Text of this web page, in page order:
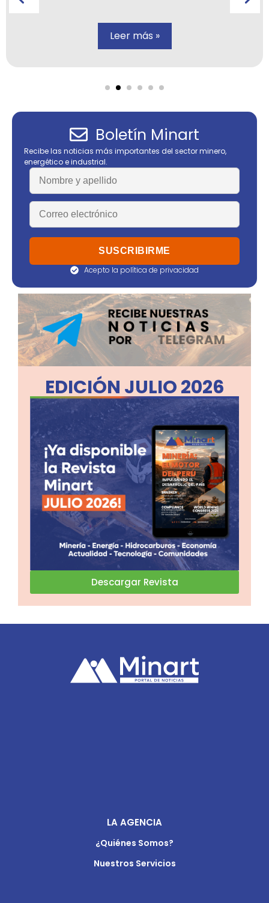
Leer más »
Boletín Minart
Recibe las noticias más importantes del sector minero,
energético e industrial.
Acepto la política de privacidad
EDICIÓN JULIO 2026
Descargar Revista
LA AGENCIA
¿Quiénes Somos?
Nuestros Servicios